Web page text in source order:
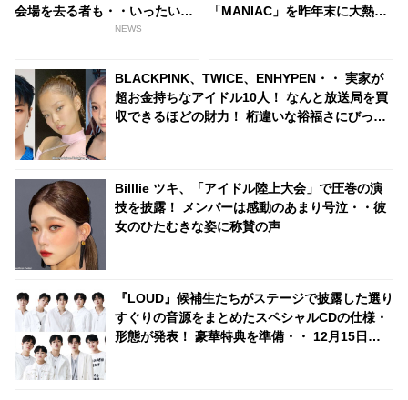
会場を去る者も・・いったい何
NEWS
「MANIAC」を昨年末に大熱
BLACKPINK、TWICE、ENHYPEN・・ 実家が
超お金持ちなアイドル10人！ なんと放送局を買
収できるほどの財力！ 桁違いな裕福さにびっく
Billlie ツキ、「アイドル陸上大会」で圧巻の演
技を披露！ メンバーは感動のあまり号泣・・彼
女のひたむきな姿に称賛の声
『LOUD』候補生たちがステージで披露した選り
すぐりの音源をまとめたスペシャルCDの仕様・
形態が発表！ 豪華特典を準備・・ 12月15日